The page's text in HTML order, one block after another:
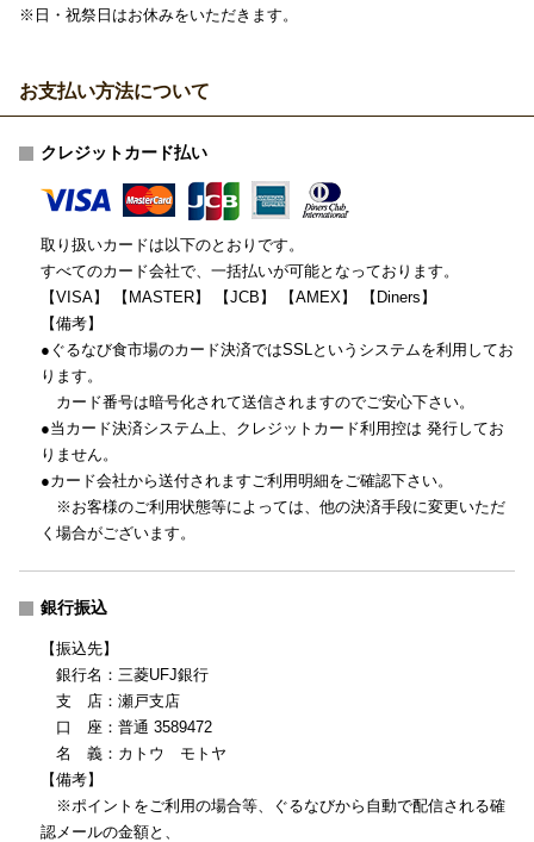
※日・祝祭日はお休みをいただきます。
お支払い方法について
クレジットカード払い
取り扱いカードは以下のとおりです。
すべてのカード会社で、一括払いが可能となっております。
【VISA】 【MASTER】 【JCB】 【AMEX】 【Diners】
【備考】
●ぐるなび食市場のカード決済ではSSLというシステムを利用してお
ります。
カード番号は暗号化されて送信されますのでご安心下さい。
●当カード決済システム上、クレジットカード利用控は 発行してお
りません。
●カード会社から送付されますご利用明細をご確認下さい。
※お客様のご利用状態等によっては、他の決済手段に変更いただ
く場合がございます。
銀行振込
【振込先】
銀行名：三菱UFJ銀行
支 店：瀬戸支店
口 座：普通 3589472
名 義：カトウ モトヤ
【備考】
※ポイントをご利用の場合等、ぐるなびから自動で配信される確
認メールの金額と、